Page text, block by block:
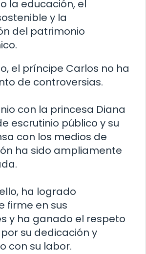
la educación, el
y la
del patrimonio
el príncipe Carlos no ha
de controversias.
con la princesa Diana
escrutinio público y su
con los medios de
ha sido ampliamente
ha logrado
firme en sus
y ha ganado el respeto
su dedicación y
con su labor.